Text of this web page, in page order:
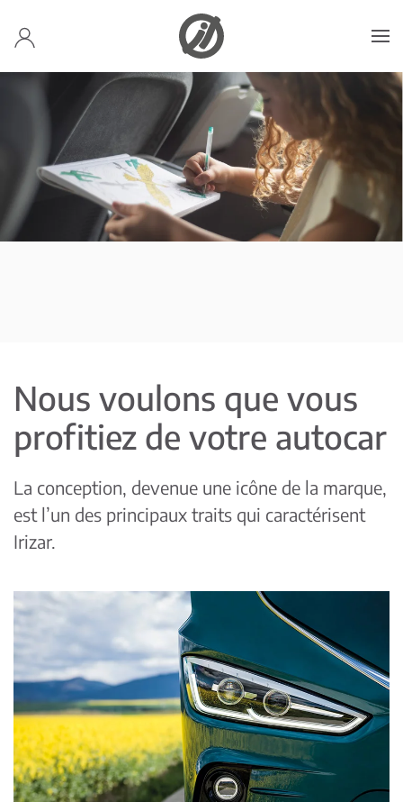
Accéder au contenu principal
Nous voulons que vous
profitiez de votre autocar
La conception, devenue une icône de la marque,
est l’un des principaux traits qui caractérisent
Irizar.